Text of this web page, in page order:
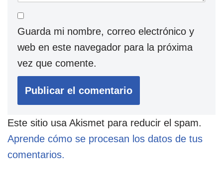
Guarda mi nombre, correo electrónico y
web en este navegador para la próxima
vez que comente.
Este sitio usa Akismet para reducir el spam.
Aprende cómo se procesan los datos de tus
comentarios.